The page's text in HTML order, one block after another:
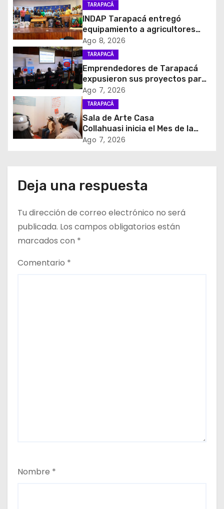
c
i
ó
n
d
e
e
t
a
d
a
TARAPACÁ
INDAP Tarapacá entregó
equipamiento a agricultores
para prevenir la mosca de la
fruta en Pica
Ago 8, 2026
TARAPACÁ
Emprendedores de Tarapacá
expusieron sus proyectos para
acceder al Fondo Capital
Semilla de SERCOTEC
Ago 7, 2026
TARAPACÁ
Sala de Arte Casa
Collahuasi inicia el Mes de la
Minería con experiencia
Ago 7, 2026
Deja una respuesta
Tu dirección de correo electrónico no será
publicada. Los campos obligatorios están
marcados con *
Comentario *
Nombre *